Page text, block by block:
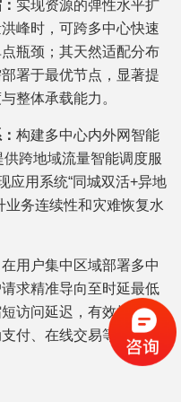
实现资源的弹性水平扩
峰时，可跨多中心快速
瓶颈；其天然适配分布
署于最优节点，显著提
整体承载能力。
构建多中心内外网智能
跨地域流量智能调度服
应用系统“同城双活+异地
业务连续性和灾难恢复水
在用户集中区域部署多中
求精准导向至时延最低
访问延迟，有效提升交
付、在线交易等关键场